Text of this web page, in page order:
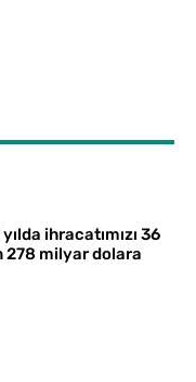
ihracatımızı 36
278 milyar dolara